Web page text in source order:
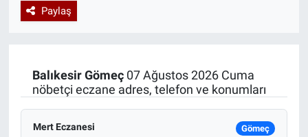
Paylaş
Balıkesir Gömeç07 Ağustos 2026 Cuma
nöbetçi eczane adres, telefon ve konumları
Mert Eczanesi Gömeç
Özel Haberler
Dünya
Özel Haberler
Kadın
Haber Arşivi